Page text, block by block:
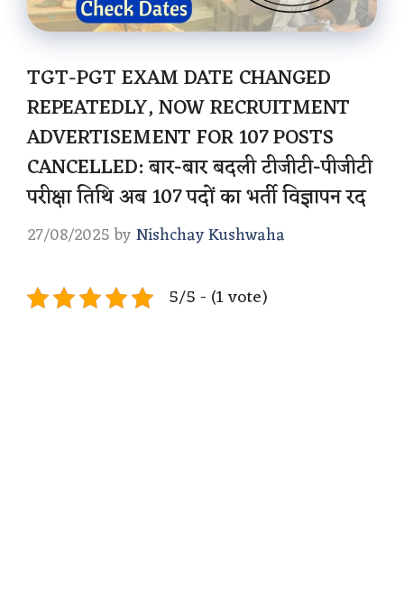
TGT-PGT EXAM DATE CHANGED
REPEATEDLY, NOW RECRUITMENT
ADVERTISEMENT FOR 107 POSTS
CANCELLED: बार-बार बदली टीजीटी-पीजीटी
परीक्षा तिथि अब 107 पदों का भर्ती विज्ञापन रद
27/08/2025 byNishchay Kushwaha
5/5 - (1 vote)